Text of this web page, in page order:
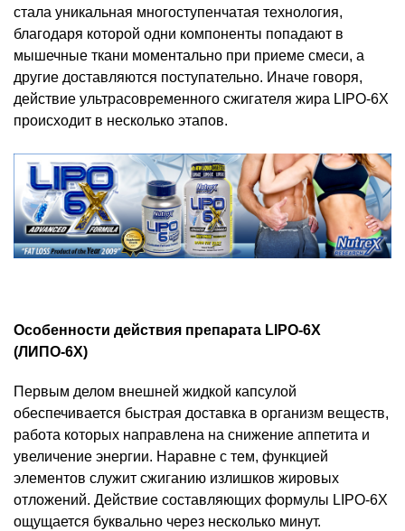
стала уникальная многоступенчатая технология,
благодаря которой одни компоненты попадают в
мышечные ткани моментально при приеме смеси, а
другие доставляются поступательно. Иначе говоря,
действие ультрасовременного сжигателя жира LIPO-6X
происходит в несколько этапов.
Особенности действия препарата LIPO-6X
(ЛИПО-6Х)
Первым делом внешней жидкой капсулой
обеспечивается быстрая доставка в организм веществ,
работа которых направлена на снижение аппетита и
увеличение энергии. Наравне с тем, функцией
элементов служит сжиганию излишков жировых
отложений. Действие составляющих формулы LIPO-6X
ощущается буквально через несколько минут.